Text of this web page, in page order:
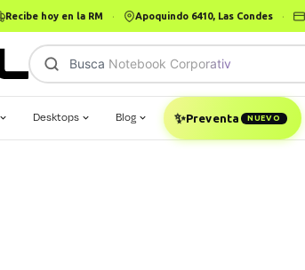
Recibe hoy en la RM · Apoquindo 6410, Las Condes ·
Busca Notebook Corporativo
Desktops Blog ✨Preventa NUEVO